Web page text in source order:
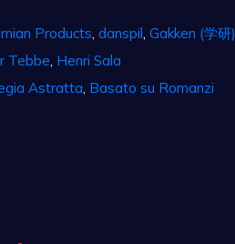
Products danspil Gakken (学研)
Tebbe Henri Sala
Astratta Basato su Romanzi